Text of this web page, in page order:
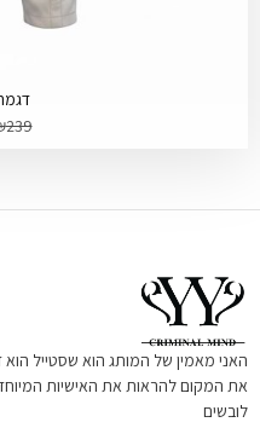
239
האני מאמין של המותג הוא שסטייל
את המקום להראות את האישיות
לובשים